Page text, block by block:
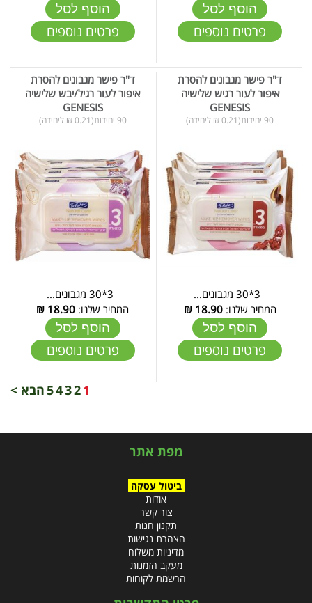
הוסף לסל
פרטים נוספים
הוסף לסל
פרטים נוספים
ד"ר פישר מגבונים להסרת
איפור לעור רגיש שלישיה
GENESIS
90 יחידות(0.21 ₪ ליחידה)
המחיר שלנו:18.90
₪
הוסף לסל
פרטים נוספים
ד"ר פישר מגבונים להסרת
איפור לעור רגיל/יבש שלישיה
GENESIS
90 יחידות(0.21 ₪ ליחידה)
המחיר שלנו: 18.90
₪
הוסף לסל
פרטים נוספים
1
2
3
4
5הבא >
מפת אתר
ביטול עסקה
אודות
צור קשר
תקנון חנות
הצהרת נגישות
מדיניות משלוח
מעקב הזמנות
הרשמת לקוחות